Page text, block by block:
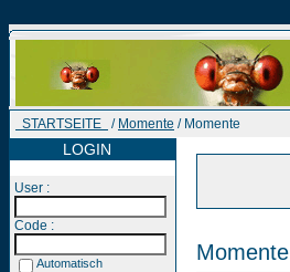
STARTSEITE / Momente / Momente
LOGIN
User :
Code :
Automatisch Momente